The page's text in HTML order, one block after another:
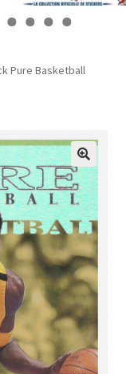
1 2 3 4
Pure Basketball